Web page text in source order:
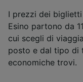
I prezzi dei
Esino partono da
cui scegli di
posto e dal tipo di
economiche trovi.